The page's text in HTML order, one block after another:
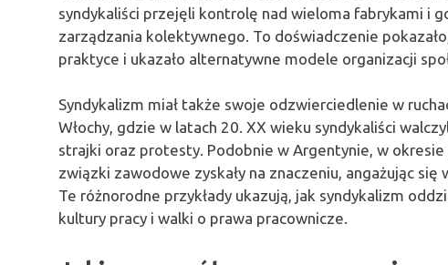
syndykaliści przejęli kontrolę nad wieloma fabrykami i
zarządzania kolektywnego. To doświadczenie
praktyce i ukazało alternatywne modele organizacji
Syndykalizm miał także swoje odzwierciedlenie w
Włochy, gdzie w latach 20. XX wieku syndykaliści
strajki oraz protesty. Podobnie w Argentynie, w
związki zawodowe zyskały na znaczeniu, angażując
Te różnorodne przykłady ukazują, jak syndykalizm
kultury pracy i walki o prawa pracownicze.